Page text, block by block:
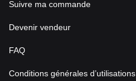
Suivre ma commande
Devenir vendeur
FAQ
Conditions générales d’utilisations